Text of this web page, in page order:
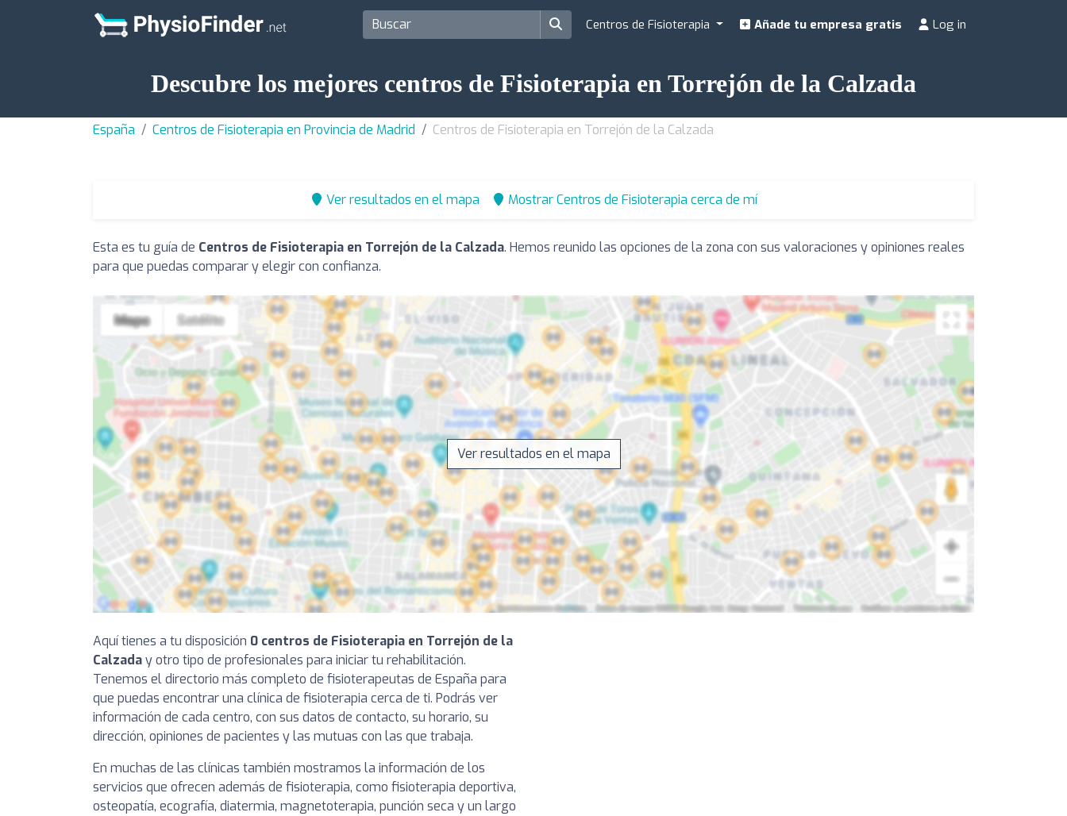
Centros de Fisioterapia Añade tu empresa gratis Log in
Descubre los mejores centros de Fisioterapia en Torrejón de la Calzada
España Centros de Fisioterapia en Provincia de Madrid Centros de Fisioterapia en Torrejón de la Calzada
Ver resultados en el mapa Mostrar Centros de Fisioterapia cerca de mí
Esta es tu guía de Centros de Fisioterapia en Torrejón de la Calzada. Hemos reunido las opciones de la zona con sus valoraciones y opiniones reales
para que puedas comparar y elegir con confianza.
Ver resultados en el mapa
Aquí tienes a tu disposición 0 centros de Fisioterapia en Torrejón de la
Calzaday otro tipo de profesionales para iniciar tu rehabilitación.
Tenemos el directorio más completo de fisioterapeutas de España para
que puedas encontrar una clínica de fisioterapia cerca de ti. Podrás ver
información de cada centro, con sus datos de contacto, su horario, su
dirección, opiniones de pacientes y las mutuas con las que trabaja.
En muchas de las clínicas también mostramos la información de los
servicios que ofrecen además de fisioterapia, como fisioterapia deportiva,
osteopatía, ecografía, diatermia, magnetoterapia, punción seca y un largo